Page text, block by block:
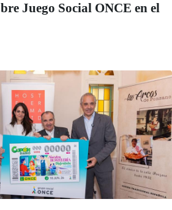
Juego Social ONCE en el